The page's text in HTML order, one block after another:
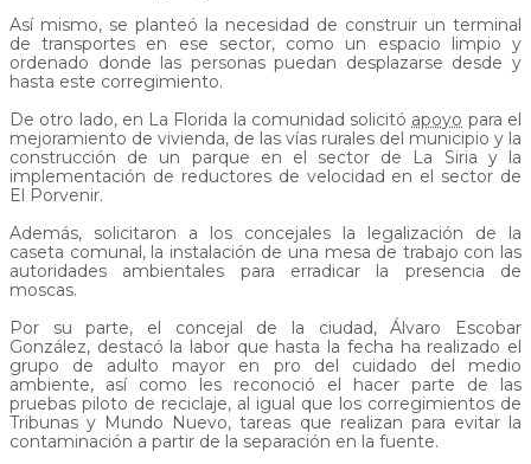
Así mismo, se planteó la necesidad de construir un terminal
de transportes en ese sector, como un espacio limpio y
ordenado donde las personas puedan desplazarse desde y
hasta este corregimiento.
De otro lado, en La Florida la comunidad solicitó apoyo para el
mejoramiento de vivienda, de las vías rurales del municipio y la
construcción de un parque en el sector de La Siria y la
implementación de reductores de velocidad en el sector de
El Porvenir.
Además, solicitaron a los concejales la legalización de la
caseta comunal, la instalación de una mesa de trabajo con las
autoridades ambientales para erradicar la presencia de
moscas.
Por su parte, el concejal de la ciudad, Álvaro Escobar
González, destacó la labor que hasta la fecha ha realizado el
grupo de adulto mayor en pro del cuidado del medio
ambiente, así como les reconoció el hacer parte de las
pruebas piloto de reciclaje, al igual que los corregimientos de
Tribunas y Mundo Nuevo, tareas que realizan para evitar la
contaminación a partir de la separación en la fuente.